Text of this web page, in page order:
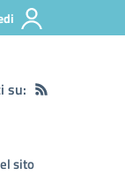
su:
sito